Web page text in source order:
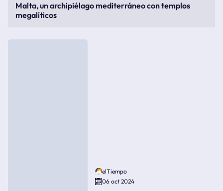
Malta, un archipiélago mediterráneo con templos
megalíticos
elTiempo
06 oct 2024